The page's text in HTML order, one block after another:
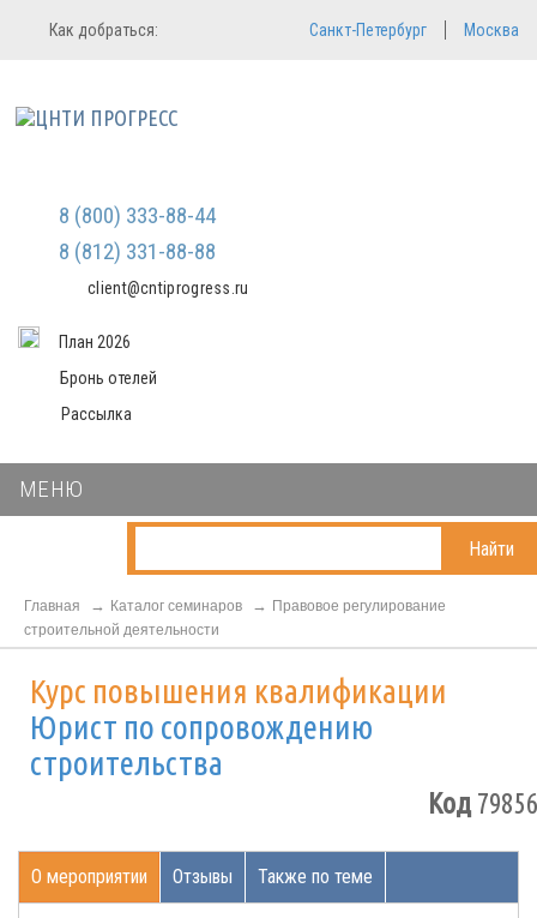
Регистрация
Мы не передаем ваши данные
третьим лицам и не рассылаем
Вход в систему
Как добраться: Санкт-Петербург Москва
8 (800) 333-88-44
8 (812) 331-88-88
client@cntiprogress.ru
План 2026
Бронь отелей
Рассылка
МЕНЮ
Найти
Главная Каталог семинаров
Правовое регулирование
строительной деятельности
Курс повышения квалификации
Юрист по сопровождению
строительства
Код79856
О мероприятии Отзывы Также по теме